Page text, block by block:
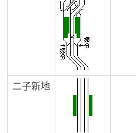
二子新地